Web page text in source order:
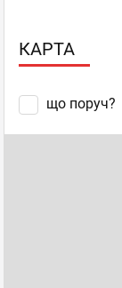
КАРТА
що поруч?